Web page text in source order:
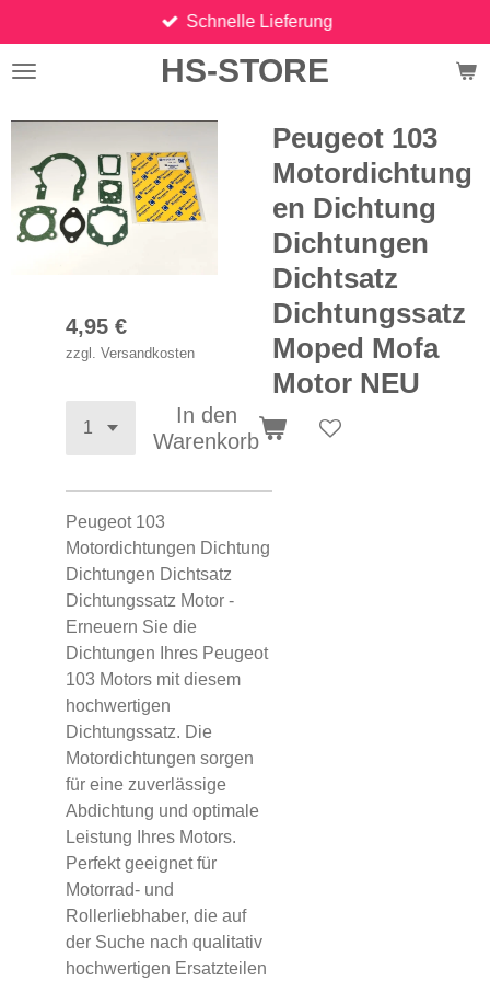
Hauptinhalt
springen
HS-STORE
Schnelle Lieferung
Peugeot 103
Motordichtung
en Dichtung
Dichtungen
Dichtsatz
Dichtungssatz
Moped Mofa
Motor NEU
4,95 €
zzgl. Versandkosten
In den
Warenkorb
Peugeot 103
Motordichtungen Dichtung
Dichtungen Dichtsatz
Dichtungssatz Motor -
Erneuern Sie die
Dichtungen Ihres Peugeot
103 Motors mit diesem
hochwertigen
Dichtungssatz. Die
Motordichtungen sorgen
für eine zuverlässige
Abdichtung und optimale
Leistung Ihres Motors.
Perfekt geeignet für
Motorrad- und
Rollerliebhaber, die auf
der Suche nach qualitativ
hochwertigen Ersatzteilen